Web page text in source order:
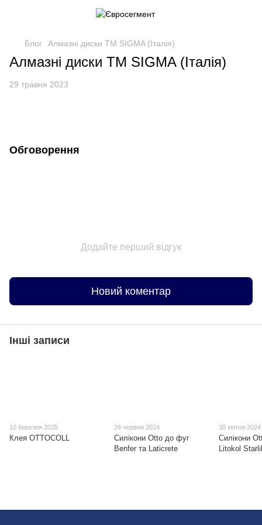
Блог Алмазні диски ТМ SIGMA (Італія)
Алмазні диски ТМ SIGMA (Італія)
29 травня 2023
Обговорення
Додайте перший відгук
Новий коментар
Інші записи
10 березня 2025
Клея OTTOCOLL
26 червня 2024
Силікони Otto до фуг
Benfer та Laticrete
30 квітня 2024
Силікони
Litokol